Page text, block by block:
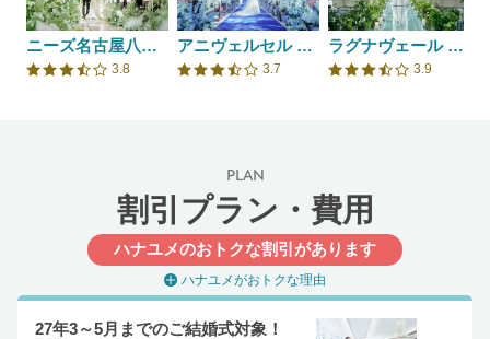
ニーズ名古屋八事 by T&G WEDDING(旧 アーヴェリール迎賓館 名古屋)
口コミ評価
3.8
アニヴェルセル 白壁
口コミ評価
3.7
ラグナヴェール NAGOYA
口コミ評価
3.9
PLAN
割引プラン・費用
ハナユメのおトクな割引があります
ハナユメがおトクな理由
27年3～5月までのご結婚式対象！